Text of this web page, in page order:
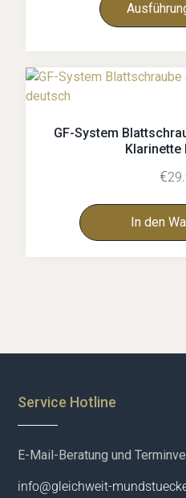
GF-System
Klarinette
€
In den
Service Hotline
E-Mail-Beratung und
info@gleichweit-